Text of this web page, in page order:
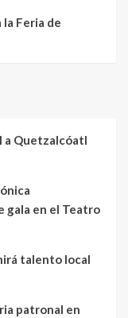
la Feria de
a Quetzalcóatl
gala en el Teatro
talento local
patronal en